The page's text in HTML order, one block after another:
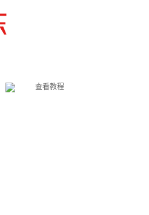
查看教程